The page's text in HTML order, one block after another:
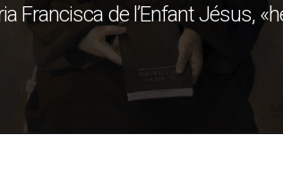
Francisca de l’Enfant Jésus,